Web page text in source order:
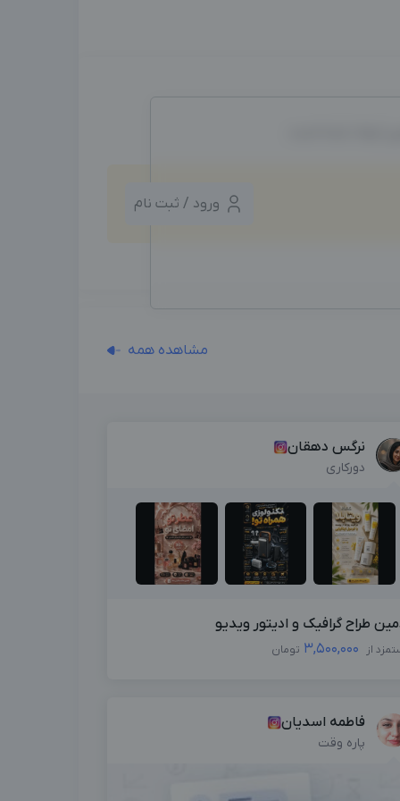
ایجاد شده است.
ورود / ثبت نام
مشاهده همه
نرگس دهقان
دورکاری
طراح گرافیک و ادیتور ویدیو
از 3,500,000 تومان
فاطمه اسدیان
پاره وقت